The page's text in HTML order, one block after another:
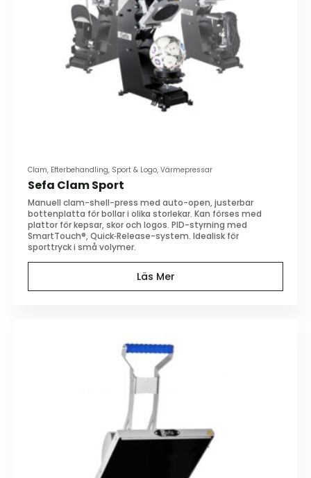
Clam, Efterbehandling, Sport & Logo, Värmepressar
Sefa Clam Sport
Manuell clam-shell-press med auto-open, justerbar
bottenplatta för bollar i olika storlekar. Kan förses med
plattor för kepsar, skor och logos. PID-styrning med
SmartTouch®, Quick‑Release-system. Idealisk för
sporttryck i små volymer.
Läs Mer